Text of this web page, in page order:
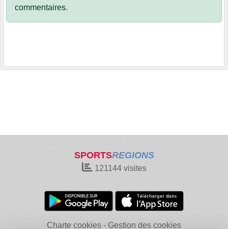
commentaires.
SPORTSREGIONS
121144visites
Charte cookies Gestion des cookies